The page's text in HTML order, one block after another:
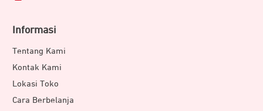
Informasi
Tentang Kami
Kontak Kami
Lokasi Toko
Cara Berbelanja